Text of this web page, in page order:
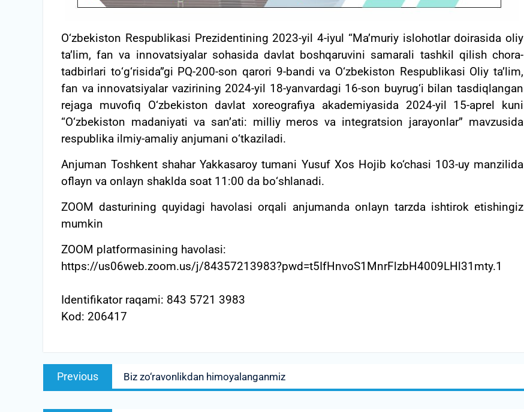
О‘zbekiston Respublikasi Prezidentining 2023-yil 4-iyul “Ma’muriy islohotlar doirasida oliy
ta’lim, fan va innovatsiyalar sohasida davlat boshqaruvini samarali tashkil qilish chora-
tadbirlari tо‘g‘risida”gi PQ-200-son qarori 9-bandi va О‘zbekiston Respublikasi Oliy ta’lim,
fan va innovatsiyalar vazirining 2024-yil 18-yanvardagi 16-son buyrug‘i bilan tasdiqlangan
rejaga muvofiq О‘zbekiston davlat xoreografiya akademiyasida 2024-yil 15-aprel kuni
“О‘zbekiston madaniyati va san’ati: milliy meros va integratsion jarayonlar” mavzusida
respublika ilmiy-amaliy anjumani о‘tkaziladi.
Anjuman Toshkent shahar Yakkasaroy tumani Yusuf Xos Hojib ko‘chasi 103-uy manzilida
oflayn va onlayn shaklda soat 11:00 da bо‘shlanadi.
ZOOM dasturining quyidagi havolasi orqali anjumanda onlayn tarzda ishtirok etishingiz
mumkin
ZOOM platformasining havolasi:
https://us06web.zoom.us/j/84357213983?pwd=t5IfHnvoS1MnrFlzbH4009LHl31mty.1
Identifikator raqami: 843 5721 3983
Kod: 206417
Post
menyusi
Previous
Previous
post:
Biz zo‘ravonlikdan himoyalanganmiz